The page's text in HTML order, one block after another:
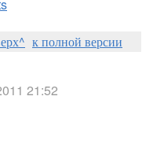
к полной версии
21:52